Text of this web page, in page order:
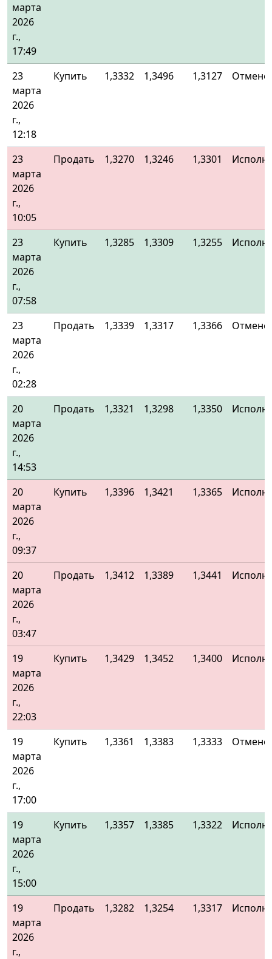
марта
2026
г.,
17:49
23
марта
2026
г.,
12:18
Купить 1,3332 1,3496 1,3127
23
марта
2026
г.,
10:05
Продать 1,3270 1,3246 1,3301
23
марта
2026
г.,
07:58
Купить 1,3285 1,3309 1,3255
23
марта
2026
г.,
02:28
Продать 1,3339 1,3317 1,3366
20
марта
2026
г.,
14:53
Продать 1,3321 1,3298 1,3350
20
марта
2026
г.,
09:37
Купить 1,3396 1,3421 1,3365
20
марта
2026
г.,
03:47
Продать 1,3412 1,3389 1,3441
19
марта
2026
г.,
22:03
Купить 1,3429 1,3452 1,3400
19
марта
2026
г.,
17:00
Купить 1,3361 1,3383 1,3333
19
марта
2026
г.,
15:00
Купить 1,3357 1,3385 1,3322
19
марта
2026
г.,
Продать 1,3282 1,3254 1,3317